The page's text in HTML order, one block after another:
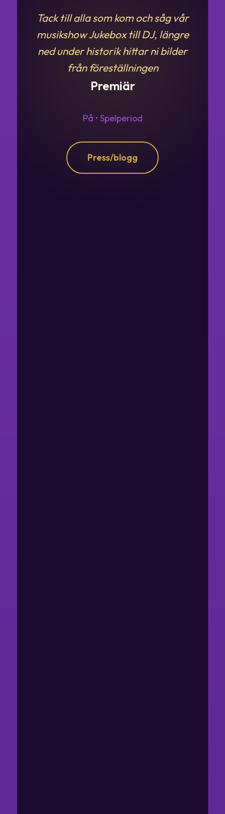
Tack till alla som kom och såg vår
musikshow Jukebox till DJ, längre
ned under historik hittar ni bilder
från föreställningen
Premiär
På • Spelperiod
Press/blogg